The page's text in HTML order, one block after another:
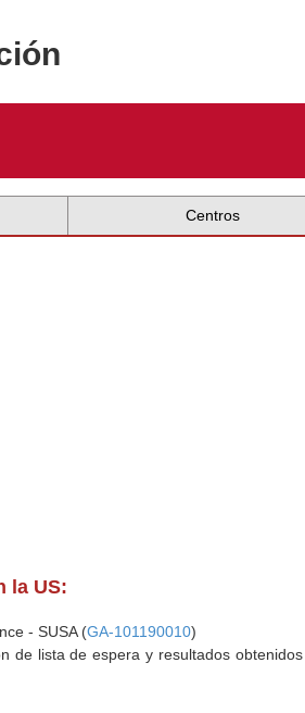
Centros
la US:
- SUSA (GA-101190010)
de lista de espera y resultados